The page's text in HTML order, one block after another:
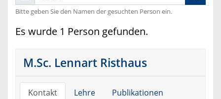
Bitte geben Sie den Namen der gesuchten Person ein.
Es wurde 1 Person gefunden.
M.Sc. Lennart Risthaus
Kontakt Lehre Publikationen